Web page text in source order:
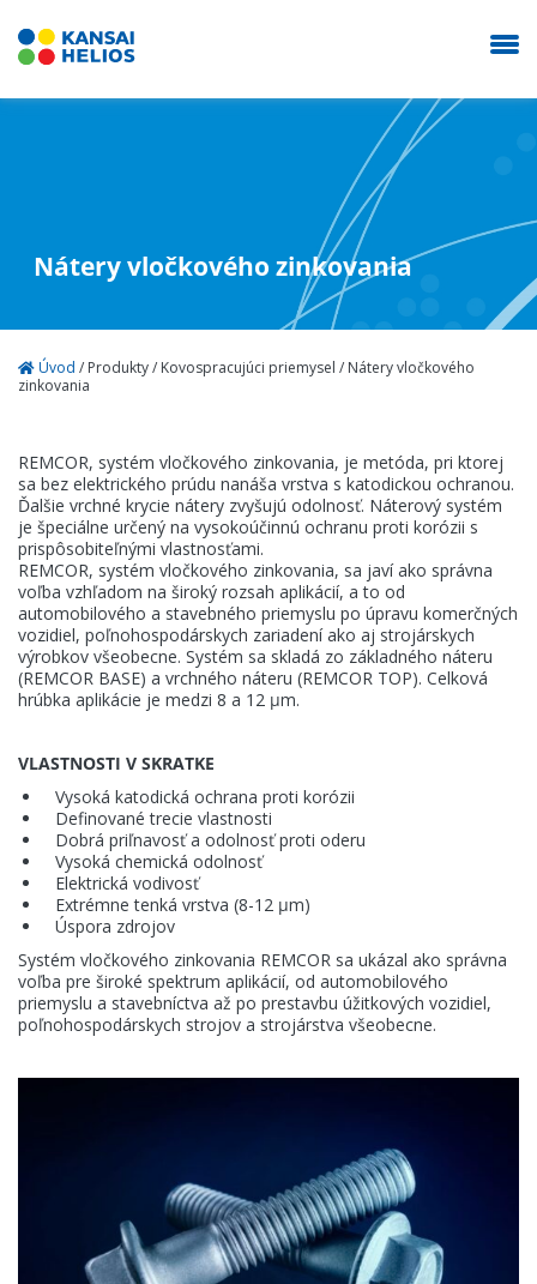
Nátery vločkového zinkovania
Úvod / Produkty/ Kovospracujúci priemysel / Nátery vločkového
zinkovania
REMCOR, systém vločkového zinkovania, je metóda, pri ktorej
sa bez elektrického prúdu nanáša vrstva s katodickou ochranou.
Ďalšie vrchné krycie nátery zvyšujú odolnosť. Náterový systém
je špeciálne určený na vysokoúčinnú ochranu proti korózii s
prispôsobiteľnými vlastnosťami.
REMCOR, systém vločkového zinkovania, sa javí ako správna
voľba vzhľadom na široký rozsah aplikácií, a to od
automobilového a stavebného priemyslu po úpravu komerčných
vozidiel, poľnohospodárskych zariadení ako aj strojárskych
výrobkov všeobecne. Systém sa skladá zo základného náteru
(REMCOR BASE) a vrchného náteru (REMCOR TOP). Celková
hrúbka aplikácie je medzi 8 a 12 μm.
VLASTNOSTI V SKRATKE
Vysoká katodická ochrana proti korózii
Definované trecie vlastnosti
Dobrá priľnavosť a odolnosť proti oderu
Vysoká chemická odolnosť
Elektrická vodivosť
Extrémne tenká vrstva (8-12 μm)
Úspora zdrojov
Systém vločkového zinkovania REMCOR sa ukázal ako správna
voľba pre široké spektrum aplikácií, od automobilového
priemyslu a stavebníctva až po prestavbu úžitkových vozidiel,
poľnohospodárskych strojov a strojárstva všeobecne.
Naša spoločnosť
Dekoratíva
Priemysel
Aktuality
E-shop
Kontakt
KANSAI HELIOS Slovakia
Rosinská 15/A
010 08 Žilina
Slovenská republika